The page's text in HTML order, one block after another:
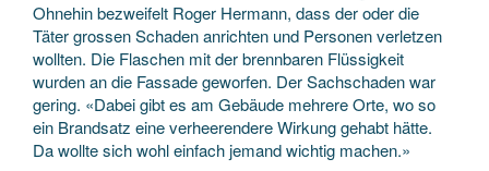
Ohnehin bezweifelt Roger Hermann, dass der oder die
Täter grossen Schaden anrichten und Personen verletzen
wollten. Die Flaschen mit der brennbaren Flüssigkeit
wurden an die Fassade geworfen. Der Sachschaden war
gering. «Dabei gibt es am Gebäude mehrere Orte, wo so
ein Brandsatz eine verheerendere Wirkung gehabt hätte.
Da wollte sich wohl einfach jemand wichtig machen.»